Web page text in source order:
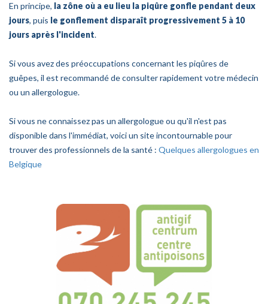
En principe, la zône où a eu lieu la piqûre gonfle pendant deux
jours, puis le gonflement disparaît progressivement 5 à 10
jours après l'incident.
Si vous avez des préoccupations concernant les piqûres de
guêpes, il est recommandé de consulter rapidement votre médecin
ou un allergologue.
Si vous ne connaissez pas un allergologue ou qu'il n'est pas
disponible dans l'immédiat, voici un site incontournable pour
trouver des professionnels de la santé : Quelques allergologues en
Belgique